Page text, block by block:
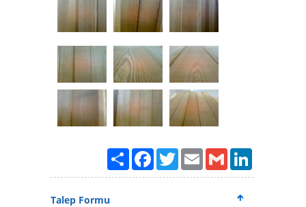
PaylaşFacebook
TwitterEmailGmail
Talep Formu